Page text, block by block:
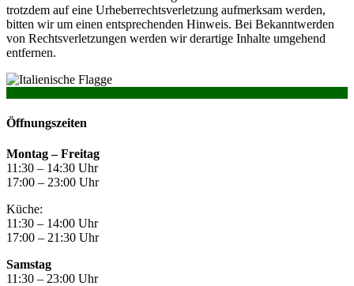
trotzdem auf eine Urheberrechtsverletzung aufmerksam werden,
bitten wir um einen entsprechenden Hinweis. Bei Bekanntwerden
von Rechtsverletzungen werden wir derartige Inhalte umgehend
entfernen.
Öffnungszeiten
Montag –Freitag
11:30 – 14:30 Uhr
17:00 – 23:00 Uhr
Küche:
11:30 – 14:00 Uhr
17:00 – 21:30 Uhr
Samstag
11:30 – 23:00 Uhr